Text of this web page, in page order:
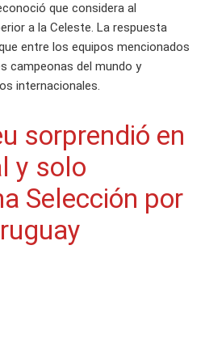
que considera al
a la Celeste. La respuesta
entre los equipos mencionados
campeonas del mundo y
internacionales.
sorprendió en
y solo
Selección por